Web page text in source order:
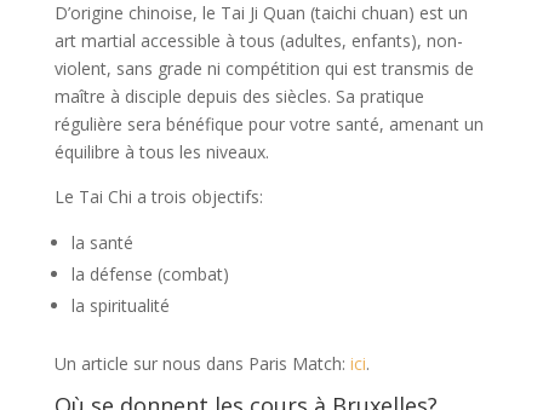
D’origine chinoise, le Tai Ji Quan (taichi chuan) est un
art martial accessible à tous (adultes, enfants), non-
violent, sans grade ni compétition qui est transmis de
maître à disciple depuis des siècles. Sa pratique
régulière sera bénéfique pour votre santé, amenant un
équilibre à tous les niveaux.
Le Tai Chi a trois objectifs:
la santé
la défense (combat)
la spiritualité
Un article sur nous dans Paris Match: ici.